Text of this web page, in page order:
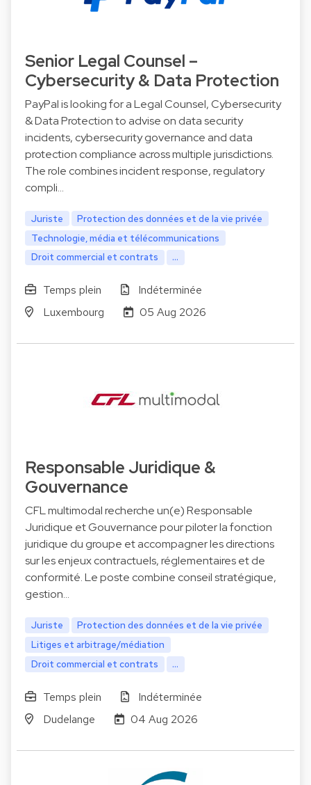
Senior Legal Counsel –
Cybersecurity & Data Protection
PayPal is looking for a Legal Counsel, Cybersecurity
& Data Protection to advise on data security
incidents, cybersecurity governance and data
protection compliance across multiple jurisdictions.
The role combines incident response, regulatory
compli…
Juriste
Protection des données et de la vie privée
Technologie, média et télécommunications
Droit commercial et contrats
...
Temps plein
Indéterminée
Luxembourg
05 Aug 2026
Responsable Juridique &
Gouvernance
CFL multimodal recherche un(e) Responsable
Juridique et Gouvernance pour piloter la fonction
juridique du groupe et accompagner les directions
sur les enjeux contractuels, réglementaires et de
conformité. Le poste combine conseil stratégique,
gestion…
Juriste
Protection des données et de la vie privée
Litiges et arbitrage/médiation
Droit commercial et contrats
...
Temps plein
Indéterminée
Dudelange
04 Aug 2026